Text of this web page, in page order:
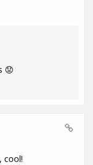
😟
cool!